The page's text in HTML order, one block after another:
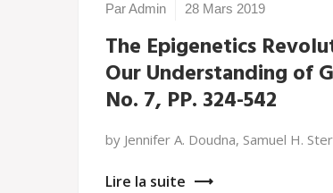
Par Admin 28 Mars 2019
The Epigenetics
Our Understanding of
No. 7, PP. 324-542
by Jennifer A. Doudna, Samuel H.
Lire la suite